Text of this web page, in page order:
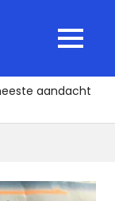
MENU
aandacht